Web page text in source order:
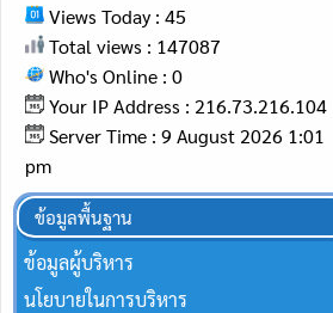
Views Today : 45
Total views : 147087
Who's Online : 0
Your IP Address : 216.73.216.104
Server Time : 9 August 2026 1:01
pm
ข้อมูลพื้นฐาน
ข้อมูลผู้บริหาร
นโยบายในการบริหาร